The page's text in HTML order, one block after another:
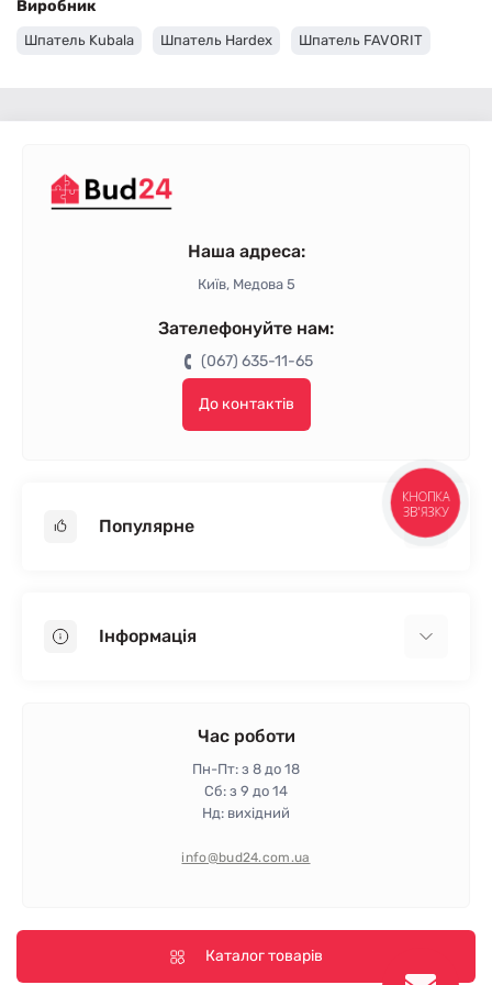
Виробник
Шпатель Kubala Шпатель Hardex Шпатель FAVORIT
Наша адреса:
Київ, Медова 5
Зателефонуйте нам:
(067) 635-11-65
До контактів
Популярне
Пінопласт
Інформація
Гарантія та повернення
Політика конфіденційності
Час роботи
Пн-Пт: з 8 до 18
Сб: з 9 до 14
Нд: вихідний
info@bud24.com.ua
Каталог товарів
КНОПКА
ЗВ'ЯЗКУ